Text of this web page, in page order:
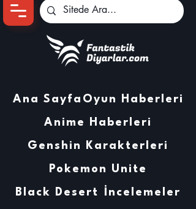
Ana Sayfa Oyun Haberleri
Anime Haberleri
Genshin Karakterleri
Pokemon Unite
Black Desert İncelemeler